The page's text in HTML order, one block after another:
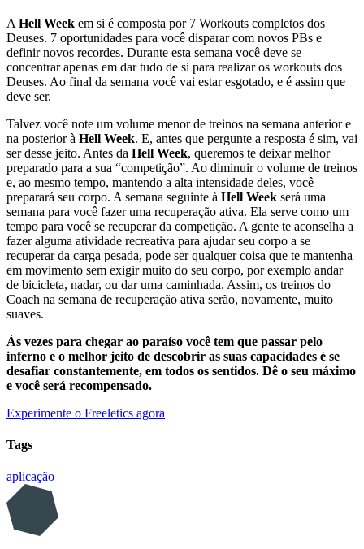
A Hell Week em si é composta por 7 Workouts completos dos
Deuses. 7 oportunidades para você disparar com novos PBs e
definir novos recordes. Durante esta semana você deve se
concentrar apenas em dar tudo de si para realizar os workouts dos
Deuses. Ao final da semana você vai estar esgotado, e é assim que
deve ser.
Talvez você note um volume menor de treinos na semana anterior e
na posterior à Hell Week. E, antes que pergunte a resposta é sim, vai
ser desse jeito. Antes da Hell Week, queremos te deixar melhor
preparado para a sua “competição”. Ao diminuir o volume de treinos
e, ao mesmo tempo, mantendo a alta intensidade deles, você
preparará seu corpo. A semana seguinte à Hell Week será uma
semana para você fazer uma recuperação ativa. Ela serve como um
tempo para você se recuperar da competição. A gente te aconselha a
fazer alguma atividade recreativa para ajudar seu corpo a se
recuperar da carga pesada, pode ser qualquer coisa que te mantenha
em movimento sem exigir muito do seu corpo, por exemplo andar
de bicicleta, nadar, ou dar uma caminhada. Assim, os treinos do
Coach na semana de recuperação ativa serão, novamente, muito
suaves.
Às vezes para chegar ao paraíso você tem que passar pelo
inferno e o melhor jeito de descobrir as suas capacidades é se
desafiar constantemente, em todos os sentidos. Dê o seu máximo
e você será recompensado.
Experimente o Freeletics agora
Tags
aplicação